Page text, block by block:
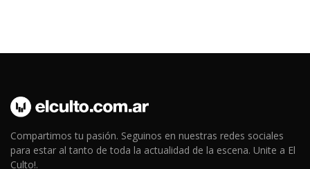
Compartimos tu pasión. Seguinos en nuestras redes sociales
para estar al tanto de toda la actualidad de la escena. Unite a El
Culto!.